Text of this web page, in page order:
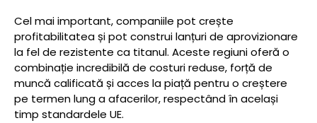
Cel mai important, companiile pot crește
profitabilitatea și pot construi lanțuri de aprovizionare
la fel de rezistente ca titanul. Aceste regiuni oferă o
combinație incredibilă de costuri reduse, forță de
muncă calificată și acces la piață pentru o creștere
pe termen lung a afacerilor, respectând în același
timp standardele UE.